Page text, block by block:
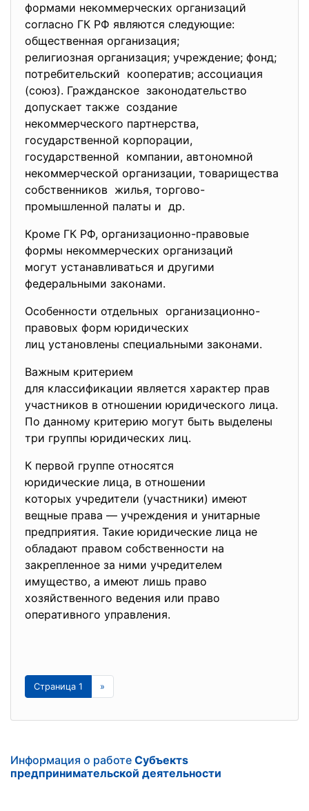
формами некоммерческих организаций
согласно ГК РФ являются следующие:
общественная организация;
религиозная организация; учреждение; фонд;
потребительский кооператив; ассоциация
(союз). Гражданское законодательство
допускает также создание
некоммерческого партнерства,
государственной корпорации,
государственной компании, автономной
некоммерческой организации, товарищества
собственников жилья, торгово-
промышленной палаты и др.
Кроме ГК РФ, организационно-правовые
формы некоммерческих организаций
могут устанавливаться и другими
федеральными законами.
Особенности отдельных организационно-
правовых форм юридических
лиц установлены специальными законами.
Важным критерием
для классификации является характер прав
участников в отношении юридического лица.
По данному критерию могут быть выделены
три группы юридических лиц.
К первой группе относятся
юридические лица, в отношении
которых учредители (участники) имеют
вещные права — учреждения и унитарные
предприятия. Такие юридические лица не
обладают правом собственности на
закрепленное за ними учредителем
имущество, а имеют лишь право
хозяйственного ведения или право
оперативного управления.
Страница 1 »
Информация о работе Субъектs
предпринимательской деятельности